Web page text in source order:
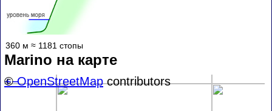
360 м ≈ 1181 стопы
Marino на карте
+−
©OpenStreetMapcontributors